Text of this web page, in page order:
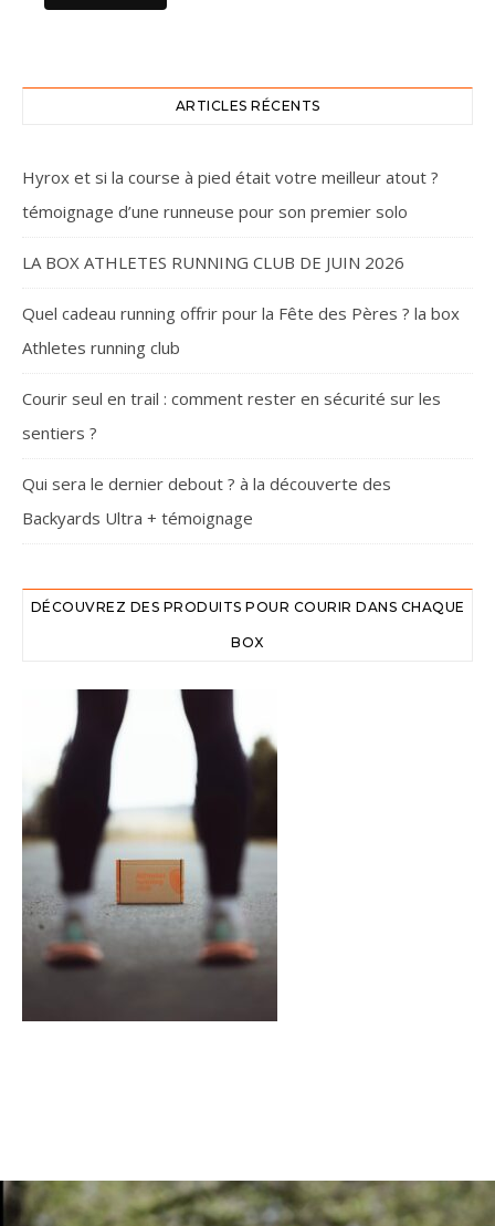
ARTICLES RÉCENTS
Hyrox et si la course à pied était votre meilleur atout ?
témoignage d’une runneuse pour son premier solo
LA BOX ATHLETES RUNNING CLUB DE JUIN 2026
Quel cadeau running offrir pour la Fête des Pères ? la box
Athletes running club
Courir seul en trail : comment rester en sécurité sur les
sentiers ?
Qui sera le dernier debout ? à la découverte des
Backyards Ultra + témoignage
DÉCOUVREZ DES PRODUITS POUR COURIR DANS CHAQUE
BOX
En tant qu'abonné, découvre des conten